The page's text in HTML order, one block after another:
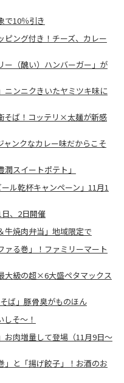
で10％引き
ング付き！チーズ、カレー
ー（醜い）ハンバーガー」が
ニンニクきいたヤミツキ味に
そば！コッテリ×太麺が新感
ャンクなカレー味だからこそ
スイートポテト」
ル乾杯キャンペーン」11月1
、2日開催
牛焼肉弁当」地域限定で
ァる巻」！ファミリーマート
大級の超×6大盛ペタマックス
ば」豚骨臭がものほん
そ～！
お肉増量して登場（11月9日～
」と「揚げ餃子」！お酒のお